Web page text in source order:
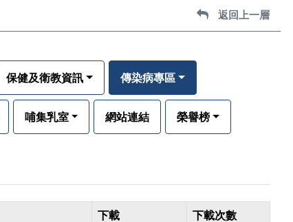
返回上一層
返回上一層
保健及衛教資訊 傳染病專區
哺集乳室 網站連結 榮譽榜
下載 下載次數